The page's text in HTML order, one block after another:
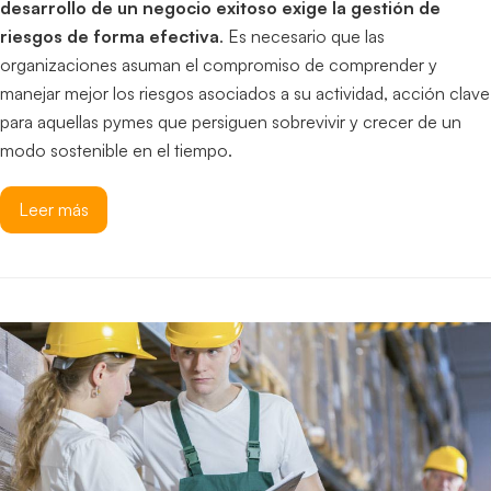
desarrollo de un negocio exitoso exige la gestión de
riesgos de forma efectiva. Es necesario que las
organizaciones asuman el compromiso de comprender y
manejar mejor los riesgos asociados a su actividad, acción clave
para aquellas pymes que persiguen sobrevivir y crecer de un
modo sostenible en el tiempo.
Leer más